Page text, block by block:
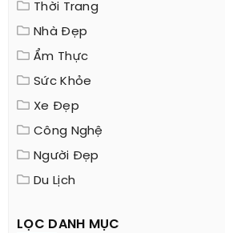
Thời Trang
Nhà Đẹp
Ẩm Thực
Sức Khỏe
Xe Đẹp
Công Nghệ
Người Đẹp
Du Lịch
LỌC DANH MỤC